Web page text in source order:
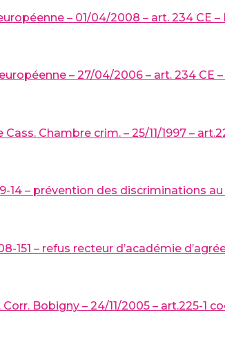
– 01/04/2008 – art. 234
– 27/04/2006 – art. 234
Cass. Chambre crim. – 25/11/1997 –
14 – prévention des discriminations
151 – refus recteur d’académie
Corr. Bobigny – 24/11/2005 – art.225-1